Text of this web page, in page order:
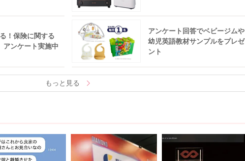
！保険に関する
アンケート実施中
アンケート回答でベビージムや
幼児英語教材サンプルをプレゼ
ント
もっと見る